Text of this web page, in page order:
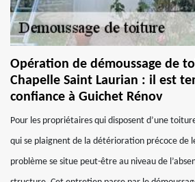
Opération de démoussage de
Chapelle Saint Laurian : il est
confiance à Guichet Rénov
Pour les propriétaires qui disposent d’une
qui se plaignent de la détérioration précoce de
problème se situe peut-être au niveau de